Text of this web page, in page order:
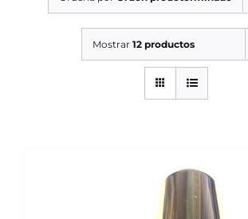
SERVICIOS
SERVICIOS TALLER
Mostrar 12 productos